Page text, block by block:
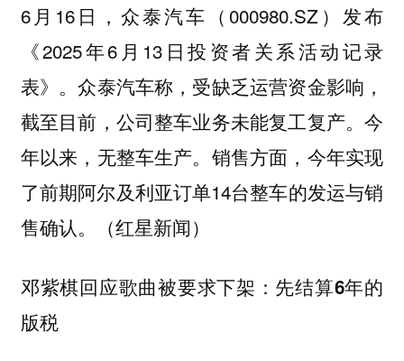
6月16日，众泰汽车（000980.SZ）发布
《2025年6月13日投资者关系活动记录
表》。众泰汽车称，受缺乏运营资金影响，
截至目前，公司整车业务未能复工复产。今
年以来，无整车生产。销售方面，今年实现
了前期阿尔及利亚订单14台整车的发运与销
售确认。（红星新闻）
邓紫棋回应歌曲被要求下架：先结算6年的
版税